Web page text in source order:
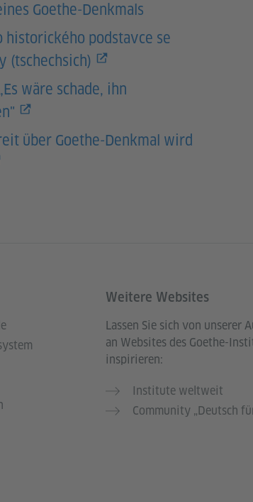
Goethe-Denkmals
historického podstavce se
(tschechsich)
wäre schade, ihn
über Goethe-Denkmal wird
Weitere Websites
Lassen Sie sich von unserer
an Websites des Goethe-
inspirieren:
Institute weltweit
Community „Deutsch